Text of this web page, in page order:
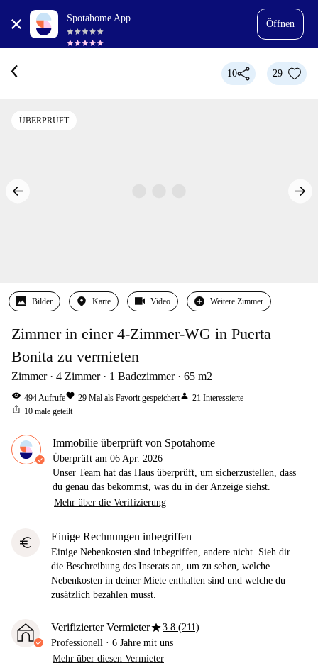
Spotahome App
Öffnen
10 29
ÜBERPRÜFT
Bilder Karte Video Weitere Zimmer
Zimmer in einer 4-Zimmer-WG in Puerta
Bonita zu vermieten
Zimmer 4 Zimmer 1 Badezimmer 65 m2
visibility 494Aufrufefavorite 29 Mal als Favorit gespeichertperson 21 Interessierte
ios_share 10 male geteilt
Immobilie überprüft von Spotahome
Überprüft am 06 Apr. 2026
Unser Team hat das Haus überprüft, um sicherzustellen, dass
du genau das bekommst, was du in der Anzeige siehst.
Mehr über die Verifizierung
euro Einige Rechnungen inbegriffen
Einige Nebenkosten sind inbegriffen, andere nicht. Sieh dir
die Beschreibung des Inserats an, um zu sehen, welche
Nebenkosten in deiner Miete enthalten sind und welche du
zusätzlich bezahlen musst.
Verifizierter Vermieterstar3.8 (211)
Professionell · 6 Jahre mit uns
Mehr über diesen Vermieter